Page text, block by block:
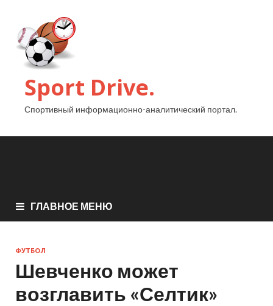
Sport Drive.
Спортивный информационно-аналитический портал.
ГЛАВНОЕ МЕНЮ
ФУТБОЛ
Шевченко может
возглавить «Селтик»